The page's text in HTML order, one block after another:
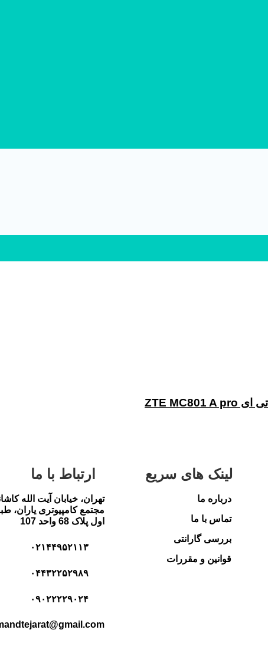
لینک های سریع
درباره ما
تماس با ما
بررسی گارانتی
قوانین و مقررات
ارتباط با ما
تهران، خیابان آیت الله
مجتمع کامپیوتری یاران،
اول پلاک 68 واحد 107
۰۲۱۴۴۹۵۲۱۱۳
۰۴۴۳۲۲۵۲۹۸۹
۰۹۰۲۲۲۲۹۰۲۴